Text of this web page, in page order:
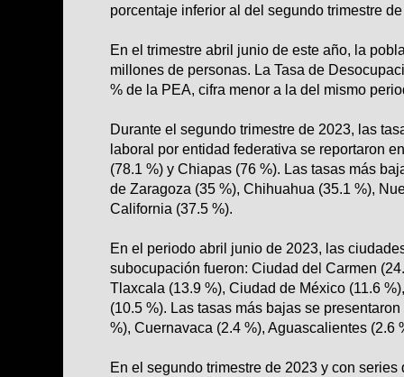
porcentaje inferior al del segundo trimestre
En el trimestre abril junio de este año, la
millones de personas. La Tasa de
% de la PEA, cifra menor a la del mismo
Durante el segundo trimestre de 2023, las
laboral por entidad federativa se reportaron
(78.1 %) y Chiapas (76 %). Las tasas más
de Zaragoza (35 %), Chihuahua (35.1 %),
California (37.5 %).
En el periodo abril junio de 2023, las
subocupación fueron: Ciudad del Carmen
Tlaxcala (13.9 %), Ciudad de México (11.6
(10.5 %). Las tasas más bajas se
%), Cuernavaca (2.4 %), Aguascalientes (2.6
En el segundo trimestre de 2023 y con